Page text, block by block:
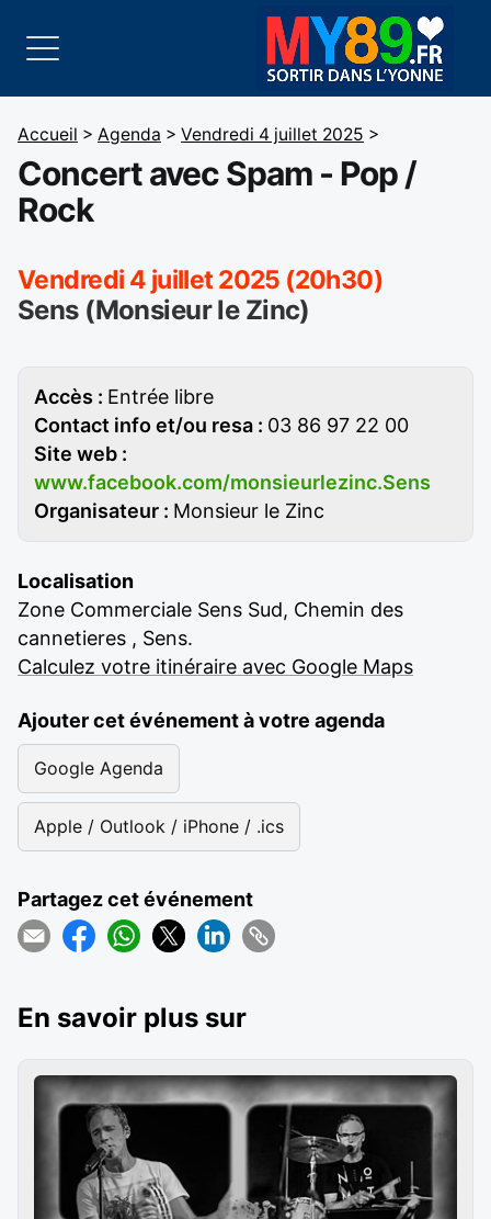
Accueil > Agenda > Vendredi 4 juillet 2025 >
Concert avec Spam - Pop /
Rock
Vendredi 4 juillet 2025 (20h30)
Sens (Monsieur le Zinc)
Accès : Entrée libre
Contact info et/ou resa : 03 86 97 22 00
Site web :
www.facebook.com/monsieurlezinc.Sens
Organisateur : Monsieur le Zinc
Localisation
Zone Commerciale Sens Sud, Chemin des
cannetieres , Sens.
Calculez votre itinéraire avec Google Maps
Ajouter cet événement à votre agenda
Google Agenda
Apple / Outlook / iPhone / .ics
Partagez cet événement
En savoir plus sur